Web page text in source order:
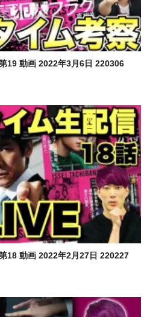
19 動画 2022年3月6日 220306
18 動画 2022年2月27日 220227